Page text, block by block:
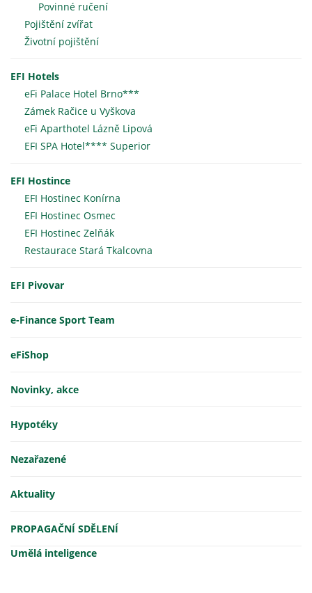
Povinné ručení
Pojištění zvířat
Životní pojištění
EFI Hotels
eFi Palace Hotel Brno***
Zámek Račice u Vyškova
eFi Aparthotel Lázně Lipová
EFI SPA Hotel**** Superior
EFI Hostince
EFI Hostinec Konírna
EFI Hostinec Osmec
EFI Hostinec Zelňák
Restaurace Stará Tkalcovna
EFI Pivovar
e-Finance Sport Team
eFiShop
Novinky, akce
Hypotéky
Nezařazené
Aktuality
PROPAGAČNÍ SDĚLENÍ
Umělá inteligence